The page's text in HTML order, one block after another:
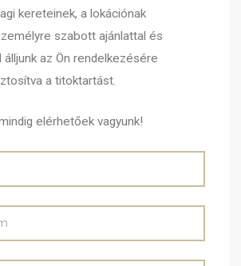
kereteinek, a lokációnak
szabott ajánlattal és
az Ön rendelkezésére
a titoktartást.
elérhetőek vagyunk!